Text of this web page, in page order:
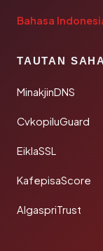
Bahasa
TAUTAN
MinakjinDNS
CvkopiluGuard
EiklaSSL
KafepisaScore
AlgaspriTrust